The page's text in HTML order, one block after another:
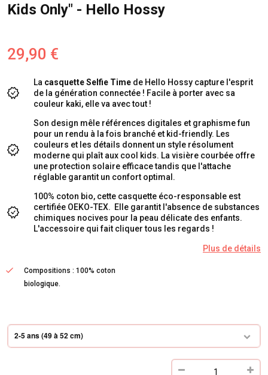
Kids Only" - Hello Hossy
29,90 €
La casquette Selfie Time de Hello Hossy capture l'esprit
de la génération connectée ! Facile à porter avec sa
couleur kaki, elle va avec tout !
Son design mêle références digitales et graphisme fun
pour un rendu à la fois branché et kid-friendly. Les
couleurs et les détails donnent un style résolument
moderne qui plaît aux cool kids. La visière courbée offre
une protection solaire efficace tandis que l'attache
réglable garantit un confort optimal.
100% coton bio, cette casquette éco-responsable est
certifiée OEKO-TEX. Elle garantit l'absence de substances
chimiques nocives pour la peau délicate des enfants.
L'accessoire qui fait cliquer tous les regards !
Plus de détails
Compositions : 100% coton
biologique.
2-5 ans (49 à 52 cm)